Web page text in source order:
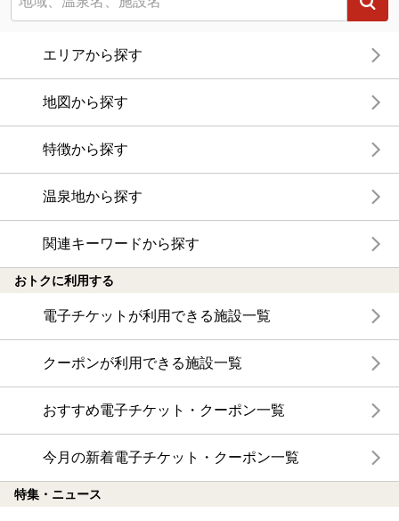
エリアから探す
地図から探す
特徴から探す
温泉地から探す
関連キーワードから探す
おトクに利用する
電子チケットが利用できる施設一覧
クーポンが利用できる施設一覧
おすすめ電子チケット・クーポン一覧
今月の新着電子チケット・クーポン一覧
特集・ニュース